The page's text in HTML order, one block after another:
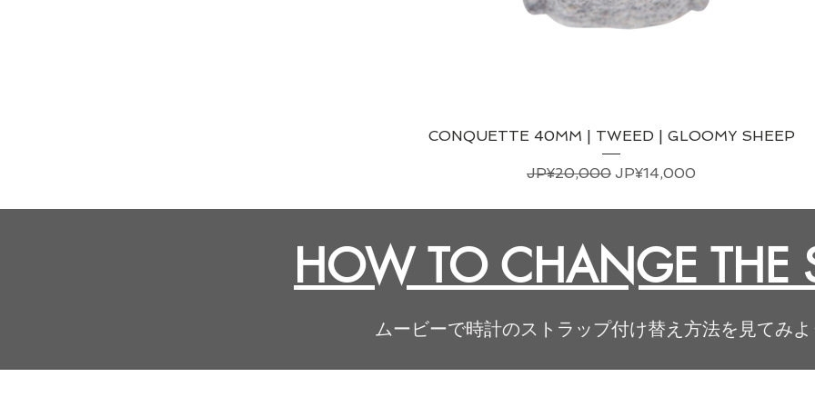
CONQUETTE 40MM | TWEED | GLOOMY SHEEP
일반가
JP¥20,000 할인가
JP¥14,000
HOW TO CHANGE THE
ムービーで時計のストラップ付け替え方法を見てみよ